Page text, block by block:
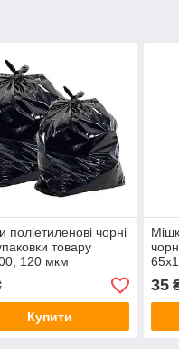
поліетиленові чорні
товару
120 мкм
Купити
35